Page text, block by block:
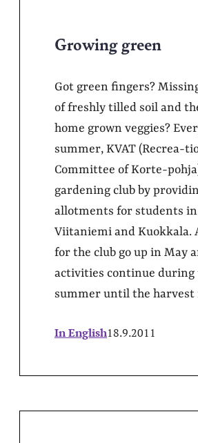
Growing green
Got green fingers?
of freshly tilled soil and
home grown veggies?
summer, KVAT (Recrea-
Committee of Korte-
gardening club by
allotments for students in
Viitaniemi and Kuokkala.
for the club go up in May
activities continue during
summer until the harvest
In English18.9.2011